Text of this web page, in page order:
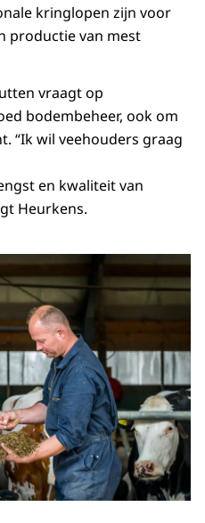
kringlopen zijn voor
productie van mest
vraagt op
bodembeheer, ook om
“Ik wil veehouders graag
en kwaliteit van
Heurkens.